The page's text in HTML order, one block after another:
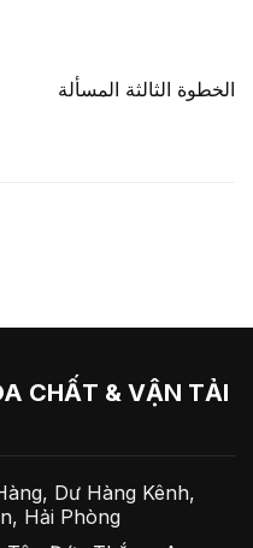
الخطوة الثالثة المسألة
CHẤT & VẬN TẢI
Dư Hàng Kênh,
Hải Phòng